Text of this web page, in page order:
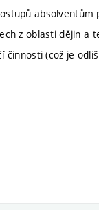
absolventům
z oblasti dějin a
(což je